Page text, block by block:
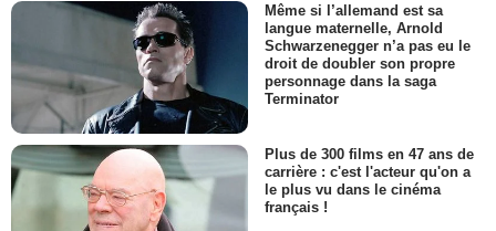
Même si l’allemand est sa
langue maternelle, Arnold
Schwarzenegger n’a pas eu le
droit de doubler son propre
personnage dans la saga
Terminator
Plus de 300 films en 47 ans de
carrière : c'est l'acteur qu'on a
le plus vu dans le cinéma
français !